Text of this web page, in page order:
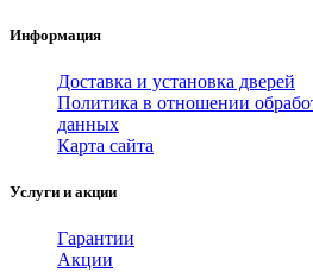
Информация
Доставка и установка дверей
Политика в отношении
данных
Карта сайта
Услуги и акции
Гарантии
Акции